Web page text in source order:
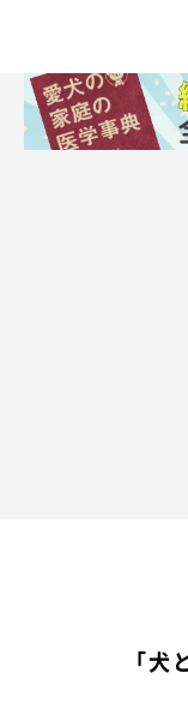
ールする際の様子を
「